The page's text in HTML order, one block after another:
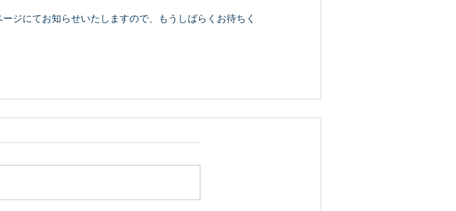
ジにてお知らせいたしますので、もうしばらくお待ちく